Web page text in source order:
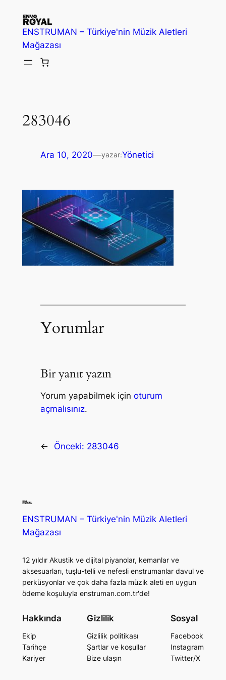
ENSTRUMAN – Türkiye'nin Müzik Aletleri
Mağazası
283046
Ara 10, 2020—yazar:Yönetici
Yorumlar
Bir yanıt yazın
Yorum yapabilmek için oturum
açmalısınız.
← Önceki: 283046
ENSTRUMAN – Türkiye'nin Müzik Aletleri
Mağazası
12 yıldır Akustik ve dijital piyanolar, kemanlar ve
aksesuarları, tuşlu-telli ve nefesli enstrumanlar davul ve
perküsyonlar ve çok daha fazla müzik aleti en uygun
ödeme koşuluyla enstruman.com.tr'de!
Hakkında
Ekip
Tarihçe
Kariyer
Gizlilik
Gizlilik politikası
Şartlar ve koşullar
Bize ulaşın
Sosyal
Facebook
Instagram
Twitter/X